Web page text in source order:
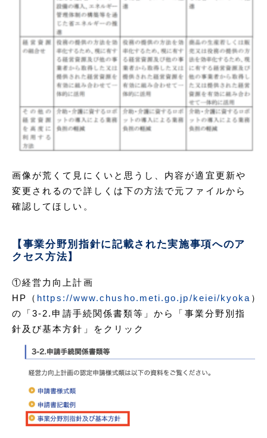
画像が荒くて見にくいと思うし、内容が適宜更新や
変更されるので詳しくは下の方法で元ファイルから
確認してほしい。
【事業分野別指針に記載された実施事項へのア
クセス方法】
①経営力向上計画
HP（ https://www.chusho.meti.go.jp/keiei/kyoka ）
の「3-2.申請手続関係書類等」から「事業分野別指
針及び基本方針」をクリック